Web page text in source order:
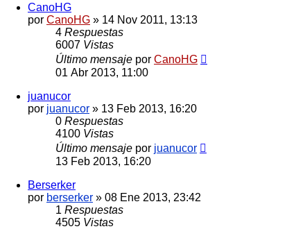
CanoHG
por CanoHG » 14 Nov 2011, 13:13
4 Respuestas
6007 Vistas
Último mensaje por CanoHG
01 Abr 2013, 11:00
juanucor
por juanucor » 13 Feb 2013, 16:20
0 Respuestas
4100 Vistas
Último mensaje por juanucor
13 Feb 2013, 16:20
Berserker
por berserker » 08 Ene 2013, 23:42
1 Respuestas
4505 Vistas